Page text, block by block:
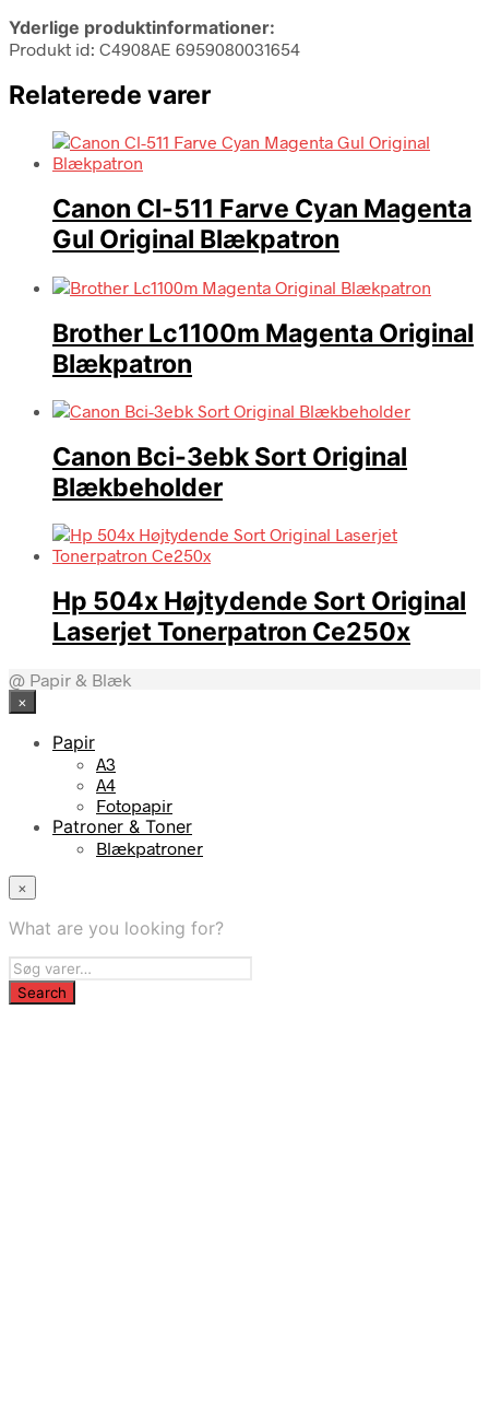
Yderlige produktinformationer:
Produkt id: C4908AE 6959080031654
Relaterede varer
Canon Cl-511 Farve Cyan Magenta
Gul Original Blækpatron
Brother Lc1100m Magenta Original
Blækpatron
Canon Bci-3ebk Sort Original
Blækbeholder
Hp 504x Højtydende Sort Original
Laserjet Tonerpatron Ce250x
@ Papir & Blæk
×
Papir
A3
A4
Fotopapir
Patroner & Toner
Blækpatroner
×
What are you looking for?